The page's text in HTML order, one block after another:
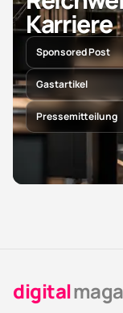
Karriere
Sponsored Post
Gastartikel
Pressemitteilung
digital